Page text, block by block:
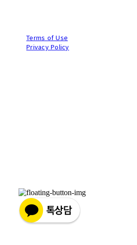
Terms of Use
Privacy Policy